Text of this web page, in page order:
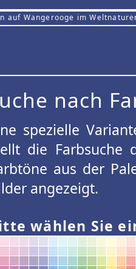
auf Wangerooge im
nach
spezielle
die Farbsuche
aus der
angezeigt.
wählen Sie